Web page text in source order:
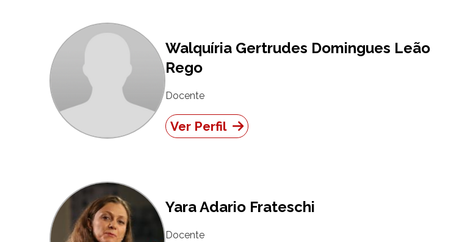
Walquíria Gertrudes Domingues Leão
Rego
Docente
Ver Perfil
Yara Adario Frateschi
Docente